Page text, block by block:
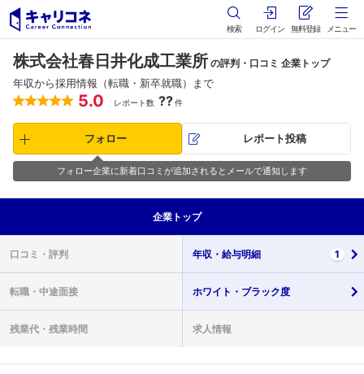
検索 ログイン 無料登録 メニュー
株式会社春日井化成工業所 の評判・口コミ 企業トップ
年収から採用情報（転職・新卒就職）まで
5.0 レポート数 ??件
フォロー レポート投稿
フォロー企業に新着口コミが追加されるとメールで通知します
企業 トップ
口コミ・ 評判 年収・ 給与明細 1
転職・ 中途面接 ホワイト・ ブラック度
残業代・ 残業時間 求人情報